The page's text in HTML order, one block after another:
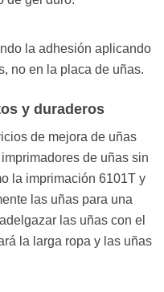
la adhesión aplicando
no en la placa de uñas.
y duraderos
de mejora de uñas
de uñas sin
la imprimación 6101T y
las uñas para una
las uñas con el
la larga ropa y las uñas